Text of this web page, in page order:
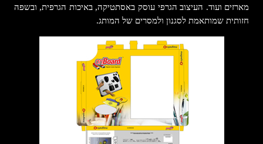
מארזים ועוד. העיצוב הגרפי עוסק באסתטיקה, באיכות הגרפית, ובשפה
חזותית שמותאמת לסגנון ולמסרים של המותג.